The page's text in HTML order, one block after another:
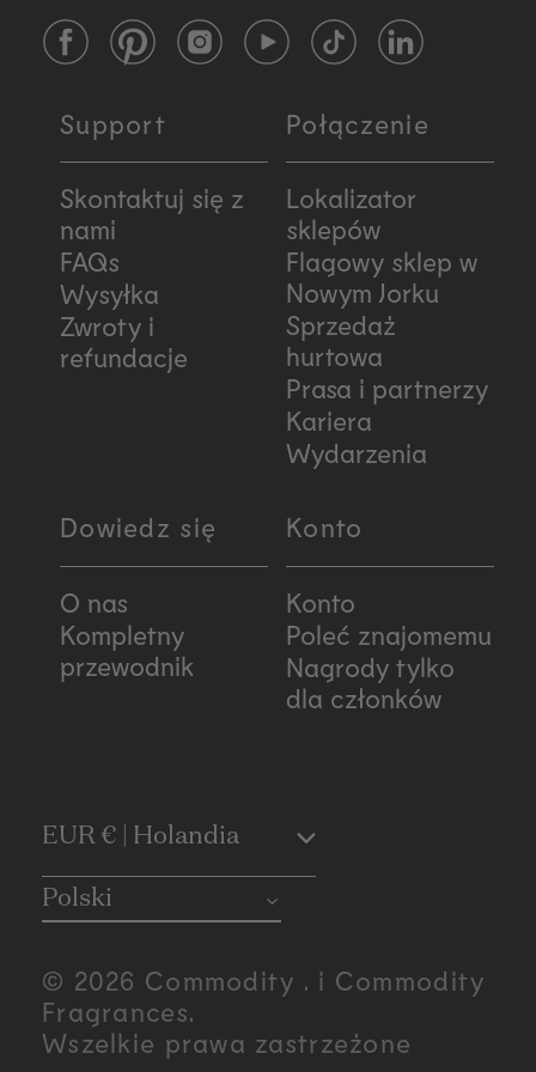
FacebookPinterestInstagramYouTubeTikTokLinkedIn
Support
Skontaktuj się z
nami
FAQs
Wysyłka
Zwroty i
refundacje
Połączenie
Lokalizator
sklepów
Flagowy sklep w
Nowym Jorku
Sprzedaż
hurtowa
Prasa i partnerzy
Kariera
Wydarzenia
Dowiedz się
O nas
Kompletny
przewodnik
Konto
Konto
Poleć znajomemu
Nagrody tylko
dla członków
C
o
u
n
EUR € | Holandia
Polski
© 2026 Commodity . i Commodity
Fragrances.
Wszelkie prawa zastrzeżone